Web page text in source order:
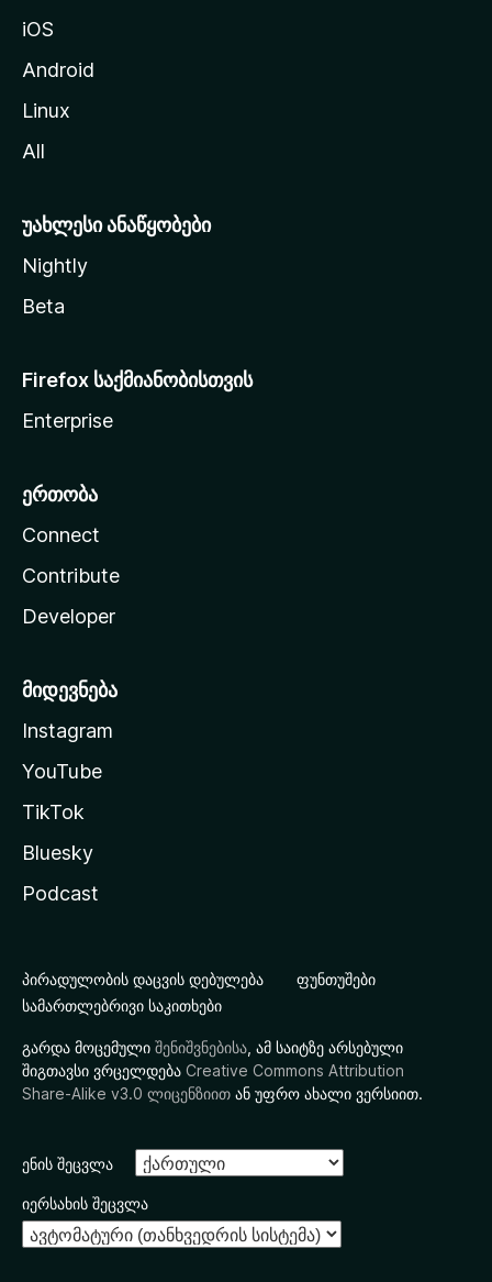
დ
ა
ლ
iOS
Android
Linux
All
უახლესი ანაწყობები
Nightly
Beta
Firefox საქმიანობისთვის
Enterprise
ერთობა
Connect
Contribute
Developer
მიდევნება
Instagram
YouTube
TikTok
Bluesky
Podcast
პირადულობის დაცვის დებულება
ფუნთუშები
სამართლებრივი საკითხები
გარდა მოცემული შენიშვნებისა , ამ საიტზე არსებული
შიგთავსი ვრცელდება Creative Commons Attribution
Share-Alike v3.0 ლიცენზიით ან უფრო ახალი ვერსიით.
ენის შეცვლა
იერსახის შეცვლა